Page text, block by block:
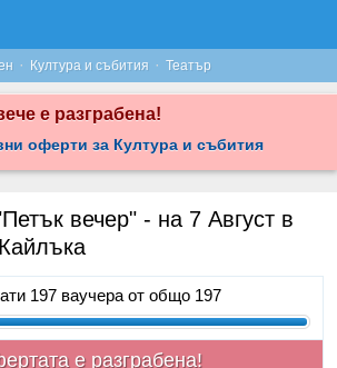
· Култура и събития · Театър
е разграбена!
оферти за Култура и събития
вечер" - на 7 Август в
197 ваучера от общо 197
е разграбена!